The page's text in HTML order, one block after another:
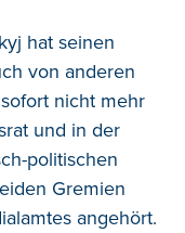
hat seinen
von anderen
nicht mehr
und in der
politischen
Gremien
angehört.